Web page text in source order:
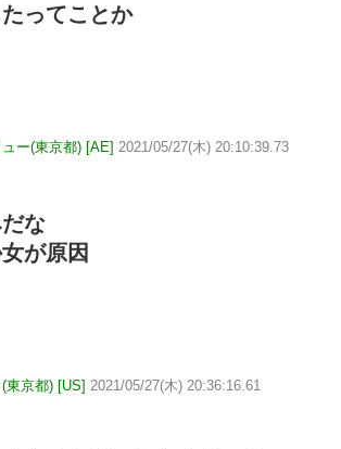
ってことか
ー(東京都) [AE] 2021/05/27(木) 20:10:39.73
な
が原因
東京都) [US] 2021/05/27(木) 20:36:16.61